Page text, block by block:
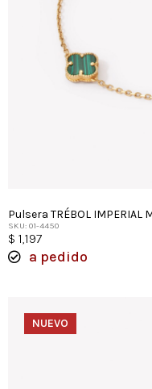
Pulsera TRÉBOL IMPERIAL
SKU: 01-4450
$ 1,197
a pedido
NUEVO